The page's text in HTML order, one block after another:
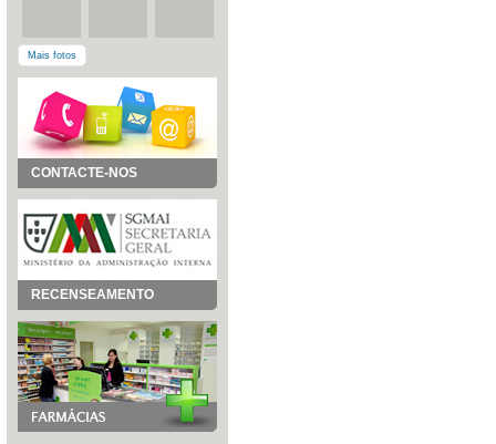
Mais fotos
CONTACTE-NOS
RECENSEAMENTO